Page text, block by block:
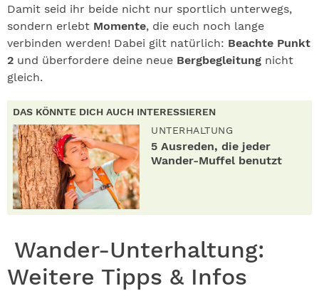
Damit seid ihr beide nicht nur sportlich unterwegs,
sondern erlebt Momente, die euch noch lange
verbinden werden! Dabei gilt natürlich: Beachte Punkt
2 und überfordere deine neue Bergbegleitung nicht
gleich.
DAS KÖNNTE DICH AUCH INTERESSIEREN
UNTERHALTUNG
5 Ausreden, die jeder
Wander-Muffel benutzt
Wander-Unterhaltung:
Weitere Tipps & Infos